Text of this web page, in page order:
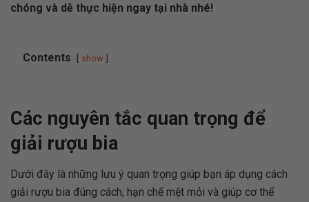
chóng và dễ thực hiện ngay tại nhà nhé!
Contents show
Các nguyên tắc quan trọng để
giải rượu bia
Dưới đây là những lưu ý quan trọng giúp bạn áp dụng cách
giải rượu bia đúng cách, hạn chế mệt mỏi và giúp cơ thể